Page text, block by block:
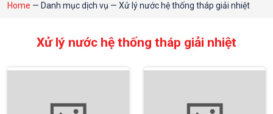
Home — Danh mục dịch vụ — Xử lý nước hệ thống tháp giải nhiệt
Xử lý nước hệ thống tháp giải nhiệt